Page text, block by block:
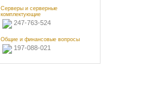
Серверы и серверные
комплектующие
247-763-524
Общие и финансовые вопросы
197-088-021